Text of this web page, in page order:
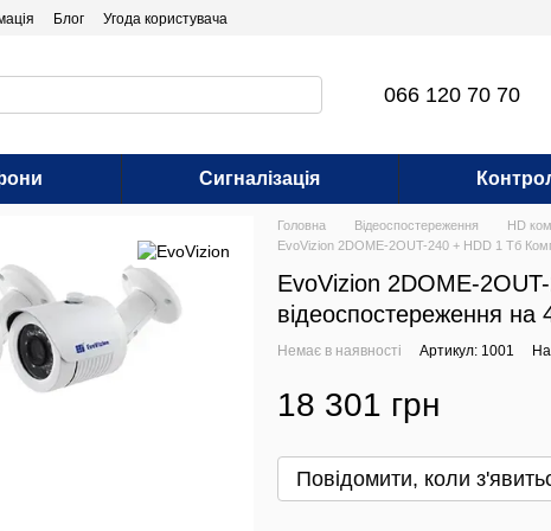
Блог Угода користувача
066 120 70 70
Сигналізація
Головна Відеоспостереження
HD
EvoVizion 2DOME-2OUT-240 + HDD 1 Тб
EvoVizion 2DOME-
відеоспостереження на
Немає в наявності Артикул: 1001
18 301 грн
Повідомити, коли